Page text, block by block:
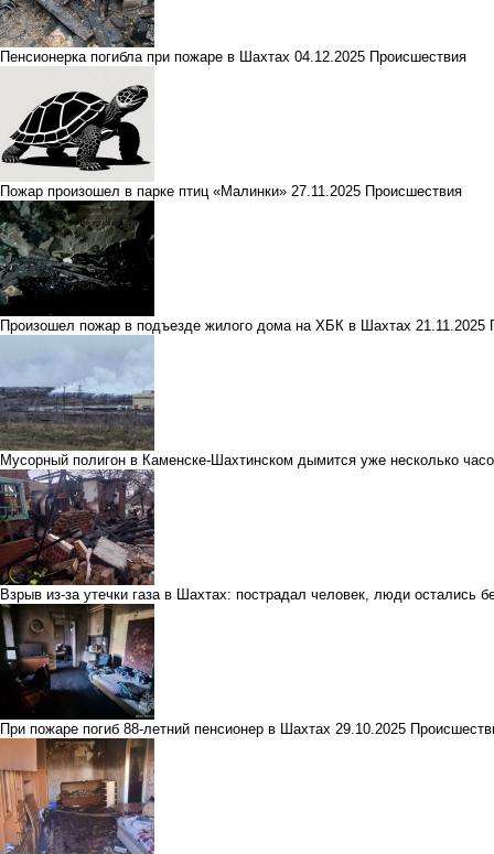
Пенсионерка погибла при пожаре в Шахтах 04.12.2025 Происшествия
Пожар произошел в парке птиц «Малинки» 27.11.2025 Происшествия
Произошел пожар в подъезде жилого дома на ХБК в Шахтах 21.11.2025
Мусорный полигон в Каменске-Шахтинском дымится уже несколько
Взрыв из-за утечки газа в Шахтах: пострадал человек, люди остались
При пожаре погиб 88-летний пенсионер в Шахтах 29.10.2025